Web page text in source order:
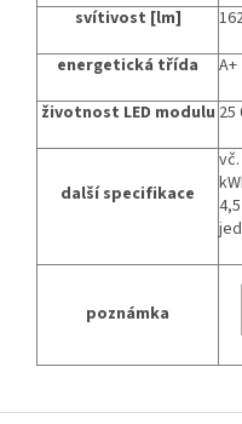
svítivost [lm]
energetická třída
A+
životnost LED modulu 25
další specifikace
poznámka